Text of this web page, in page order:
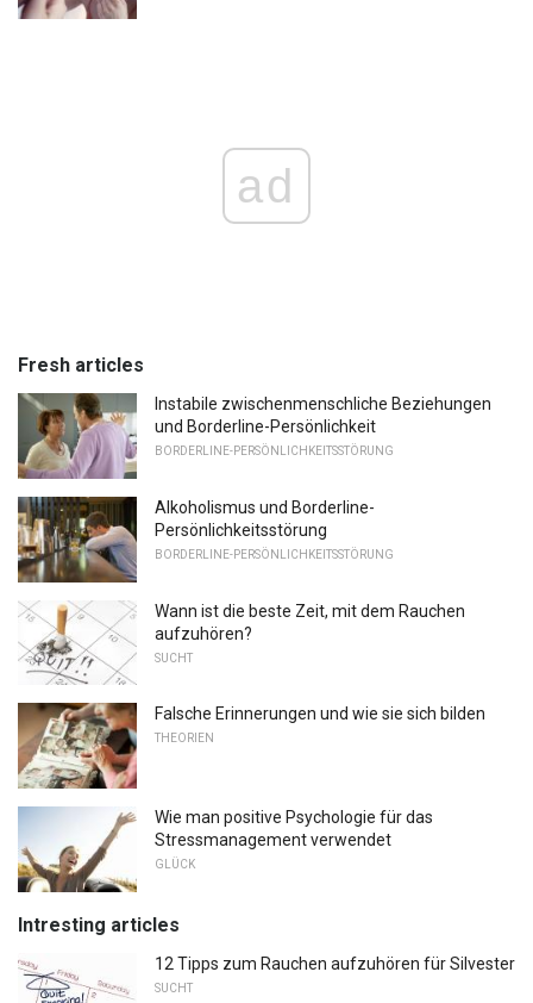
ad
Fresh articles
Instabile zwischenmenschliche Beziehungen
und Borderline-Persönlichkeit
BORDERLINE-PERSÖNLICHKEITSSTÖRUNG
Alkoholismus und Borderline-
Persönlichkeitsstörung
BORDERLINE-PERSÖNLICHKEITSSTÖRUNG
Wann ist die beste Zeit, mit dem Rauchen
aufzuhören?
SUCHT
Falsche Erinnerungen und wie sie sich bilden
THEORIEN
Wie man positive Psychologie für das
Stressmanagement verwendet
GLÜCK
Intresting articles
12 Tipps zum Rauchen aufzuhören für Silvester
SUCHT